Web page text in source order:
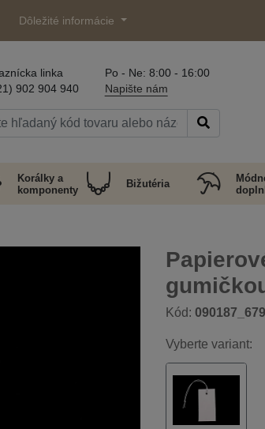
Dôležité informácie
linka
902 904 940
Po - Ne: 8:00 - 16:00
Napište nám
Korálky a
komponenty
Bižutéria
Kód:
Vyberte variant: